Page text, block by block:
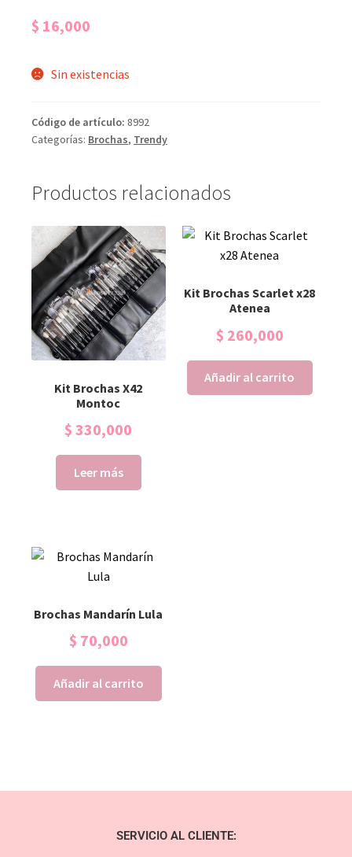
$ 16,000
Sin existencias
Código de artículo: 8992
Categorías: Brochas, Trendy
Productos relacionados
Kit Brochas X42
Montoc
$ 330,000
Leer más
Kit Brochas Scarlet x28
Atenea
$ 260,000
Añadir al carrito
Brochas Mandarín Lula
$ 70,000
Añadir al carrito
SERVICIO AL CLIENTE: